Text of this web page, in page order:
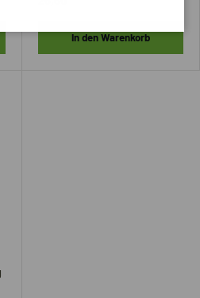
In den Warenkorb